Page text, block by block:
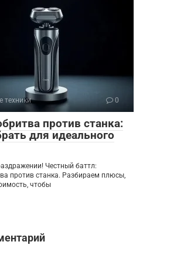
техники 0
против станка:
для идеального
Честный баттл:
против станка. Разбираем плюсы,
чтобы